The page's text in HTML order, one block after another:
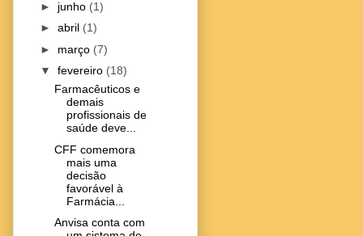
► junho (1)
► abril (1)
► março (7)
▼ fevereiro (18)
Farmacêuticos e
demais
profissionais de
saúde deve...
CFF comemora
mais uma
decisão
favorável à
Farmácia...
Anvisa conta com